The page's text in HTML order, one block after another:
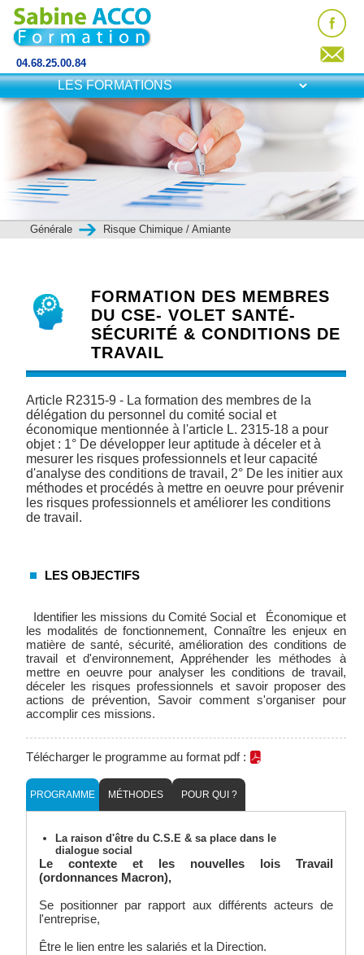
04.68.25.00.84
Générale Risque Chimique / Amiante
FORMATION DES MEMBRES
DU CSE- VOLET SANTÉ-
SÉCURITÉ & CONDITIONS DE
TRAVAIL
Article R2315-9 - La formation des membres de la
délégation du personnel du comité social et
économique mentionnée à l'article L. 2315-18 a pour
objet : 1° De développer leur aptitude à déceler et à
mesurer les risques professionnels et leur capacité
d'analyse des conditions de travail, 2° De les initier aux
méthodes et procédés à mettre en oeuvre pour prévenir
les risques professionnels et améliorer les conditions
de travail.
LES OBJECTIFS
Identifier les missions du Comité Social et Économique et
les modalités de fonctionnement, Connaître les enjeux en
matière de santé, sécurité, amélioration des conditions de
travail et d'environnement, Appréhender les méthodes à
mettre en oeuvre pour analyser les conditions de travail,
déceler les risques professionnels et savoir proposer des
actions de prévention, Savoir comment s'organiser pour
accomplir ces missions.
Télécharger le programme au format pdf :
PROGRAMME MÉTHODES POUR QUI ?
La raison d'être du C.S.E & sa place dans le
dialogue social
Le contexte et les nouvelles lois Travail
(ordonnances Macron),
Se positionner par rapport aux différents acteurs de
l'entreprise,
Être le lien entre les salariés et la Direction.